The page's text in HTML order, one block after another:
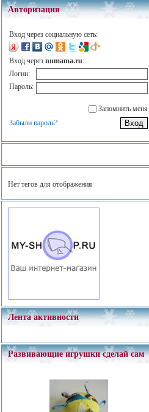
Авторизация
Вход через социальную сеть:
Вход через numama.ru:
Логин:
Пароль:
Запомнить меня
Забыли пароль?
Нет тегов для отображения
Лента активности
Развивающие игрушки сделай сам